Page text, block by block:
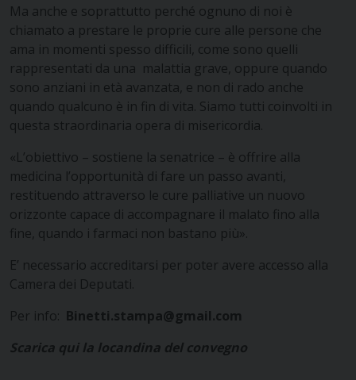
Ma anche e soprattutto perché ognuno di noi è
chiamato a prestare le proprie cure alle persone che
ama in momenti spesso difficili, come sono quelli
rappresentati da una malattia grave, oppure quando
sono anziani in età avanzata, e non di rado anche
quando qualcuno è in fin di vita. Siamo tutti coinvolti in
questa straordinaria opera di misericordia.
«L’obiettivo – sostiene la senatrice – è offrire alla
medicina l’opportunità di fare un passo avanti,
restituendo attraverso le cure palliative un nuovo
orizzonte capace di accompagnare il malato fino alla
fine, quando i farmaci non bastano più».
E’ necessario accreditarsi per poter avere accesso alla
Camera dei Deputati.
Per info: Binetti.stampa@gmail.com
Scarica qui la locandina del convegno